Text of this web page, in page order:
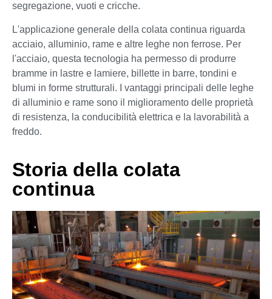
segregazione, vuoti e cricche.
L'applicazione generale della colata continua riguarda
acciaio, alluminio, rame e altre leghe non ferrose. Per
l'acciaio, questa tecnologia ha permesso di produrre
bramme in lastre e lamiere, billette in barre, tondini e
blumi in forme strutturali. I vantaggi principali delle leghe
di alluminio e rame sono il miglioramento delle proprietà
di resistenza, la conducibilità elettrica e la lavorabilità a
freddo.
Storia della colata
continua